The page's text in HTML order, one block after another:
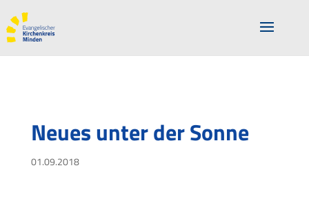
Neues unter der Sonne
01.09.2018